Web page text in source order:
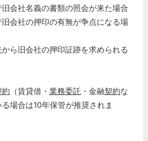
会社名義の書類の照会が来た場合
会社の押印の有無が争点になる場
ら旧会社の押印証跡を求められる
約 （賃貸借・ 業務委託 ・金融契約な
場合は10年保管が推奨されま
ください
務管理
の給湯室
書のノウハウ